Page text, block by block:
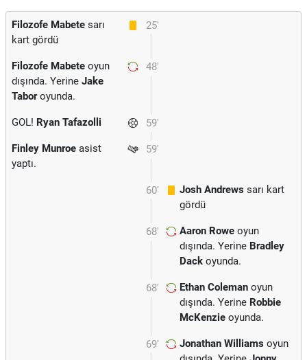
25'
Filozofe Mabete sarı
kart gördü
48'
Filozofe Mabete oyun
dışında. Yerine Jake
Taboroyunda.
59'
GOL! Ryan Tafazolli
59'
Finley Munroe asist
yaptı.
60' Josh Andrews sarı kart
gördü
68' Aaron Rowe oyun
dışında. Yerine Bradley
Dack oyunda.
68' Ethan Coleman oyun
dışında. Yerine Robbie
McKenzie oyunda.
69' Jonathan Williams oyun